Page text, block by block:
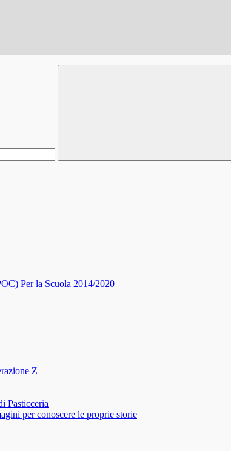
Per la Scuola 2014/2020
Z
Pasticceria
per conoscere le proprie storie